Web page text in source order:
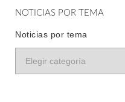
NOTICIAS POR TEMA
Noticias por tema